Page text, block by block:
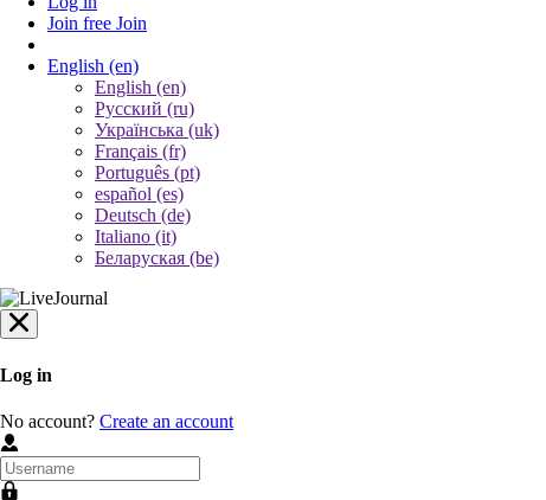
Join free Join
English (en)
English (en)
Русский (ru)
Українська (uk)
Français (fr)
Português (pt)
español (es)
Deutsch (de)
Italiano (it)
Беларуская (be)
Log in
No account? Create an account